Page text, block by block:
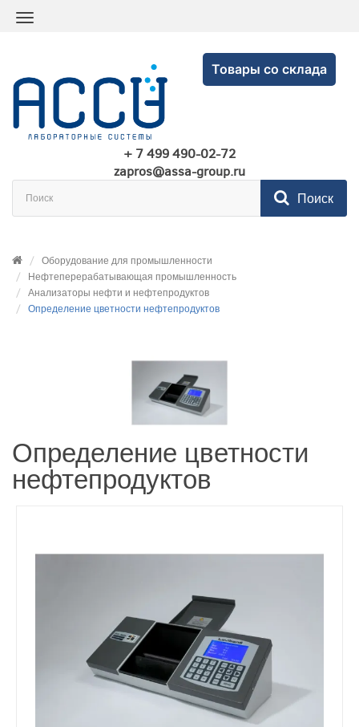
Товары со склада
+ 7 499 490-02-72
zapros@assa-group.ru
Поиск
Оборудование для промышленности
Нефтеперерабатывающая промышленность
Анализаторы нефти и нефтепродуктов
Определение цветности нефтепродуктов
Определение цветности
нефтепродуктов